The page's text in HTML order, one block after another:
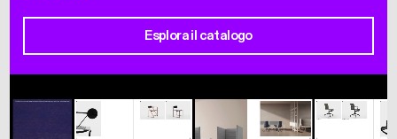
Esplora il catalogo